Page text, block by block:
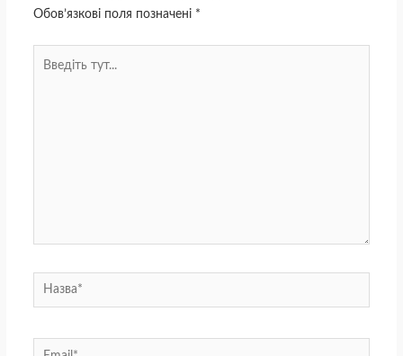
Обов’язкові поля позначені *
Назва*
Email*